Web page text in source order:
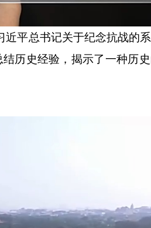
近平总书记关于纪念抗战的
历史经验，揭示了一种历